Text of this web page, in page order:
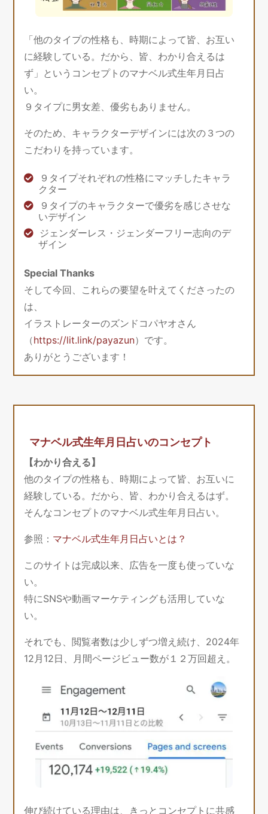
「他のタイプの性格も、時期によって皆、お互い
に経験している。だから、皆、わかり合えるは
ず」というコンセプトのマナベル式生年月日占
い。
９タイプに男女差、優劣もありません。
そのため、キャラクターデザインには次の３つの
こだわりを持っています。
９タイプそれぞれの性格にマッチしたキャラ
クター
９タイプのキャラクターで優劣を感じさせな
いデザイン
ジェンダーレス・ジェンダーフリー志向のデ
ザイン
Special Thanks
そして今回、これらの要望を叶えてくださったの
は、
イラストレーターのズンドコパヤオさん
（https://lit.link/payazun）です。
ありがとうございます！
マナベル式生年月日占いのコンセプト
【わかり合える】
他のタイプの性格も、時期によって皆、お互いに
経験している。だから、皆、わかり合えるはず。
そんなコンセプトのマナベル式生年月日占い。
参照： マナベル式生年月日占いとは？
このサイトは完成以来、広告を一度も使っていな
い。
特にSNSや動画マーケティングも活用していな
い。
それでも、閲覧者数は少しずつ増え続け、2024年
12月12日、月間ページビュー数が１２万回超え。
伸び続けている理由は、きっとコンセプトに共感